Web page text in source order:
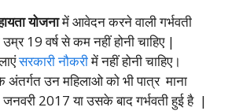
योजनामें आवेदन करने वाली गर्भवती
19 वर्ष से कम नहीं होनी चाहिए |
सरकारी नौकरीमें नहीं होनी चाहिए।
अंतर्गत उन महिलाओ को भी पात्र माना
जनवरी 2017 या उसके बाद गर्भवती हुई है |